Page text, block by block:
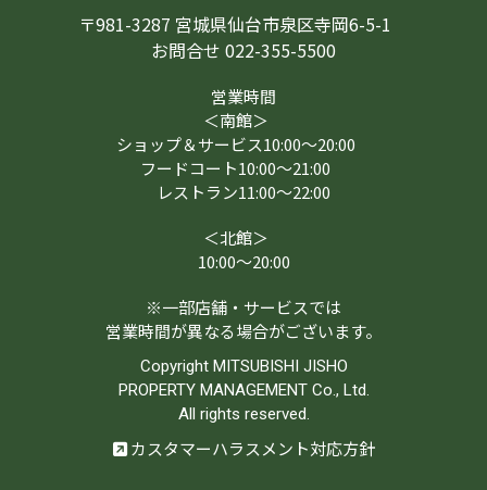
〒981-3287 宮城県仙台市泉区寺岡6-5-1
お問合せ 022-355-5500
営業時間
＜南館＞
ショップ＆サービス10:00～20:00
フードコート10:00～21:00
レストラン11:00～22:00
＜北館＞
10:00～20:00
※一部店舗・サービスでは
営業時間が異なる場合がございます。
Copyright MITSUBISHI JISHO
PROPERTY MANAGEMENT Co., Ltd.
All rights reserved.
カスタマーハラスメント対応方針